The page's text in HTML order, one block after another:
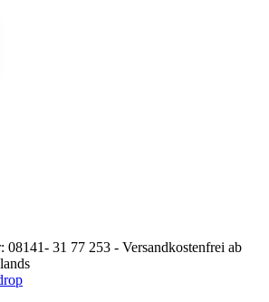
08141- 31 77 253 - Versandkostenfrei ab